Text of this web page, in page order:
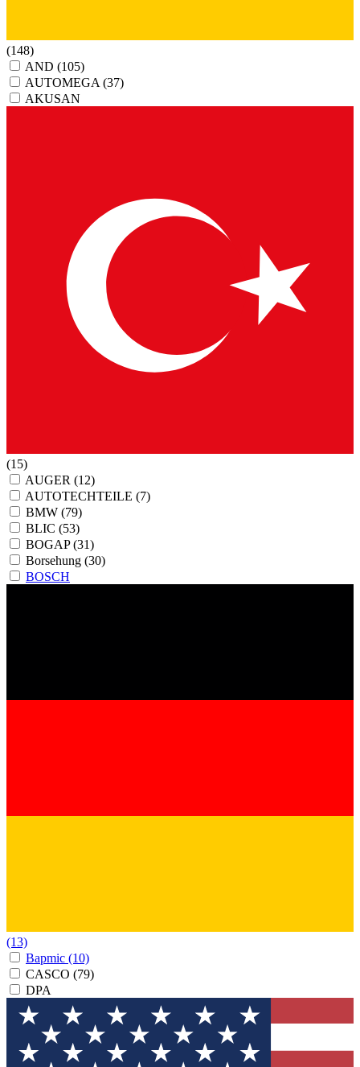
(148)
AND (105)
AUTOMEGA (37)
AKUSAN
(15)
AUGER (12)
AUTOTECHTEILE (7)
BMW (79)
BLIC (53)
BOGAP(31)
Borsehung (30)
BOSCH
(13)
Bapmic (10)
CASCO (79)
DPA